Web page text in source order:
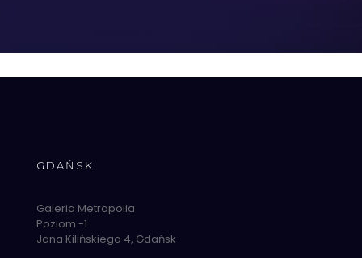
GDAŃSK
Galeria Metropolia
Poziom -1
Jana Kilińskiego 4, Gdańsk